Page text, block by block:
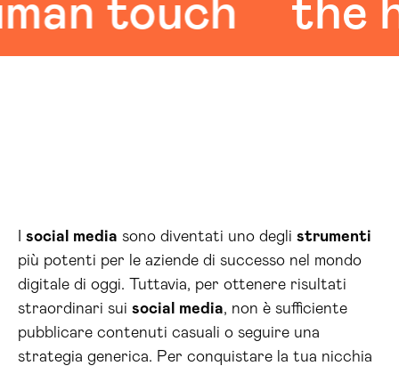
touch the
social media sono diventati uno degli strumenti
più potenti per le aziende di successo nel mondo
digitale di oggi. Tuttavia, per ottenere risultati
straordinari sui social media, non è sufficiente
pubblicare contenuti casuali o seguire una
strategia generica. Per conquistare la tua nicchia